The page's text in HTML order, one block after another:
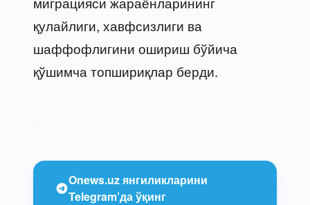
қулайлиги, хавфсизлиги ва
шаффофлигини ошириш бўйича
қўшимча топшириқлар берди.
Onews.uz янгиликларини
Telegram’да ўқинг